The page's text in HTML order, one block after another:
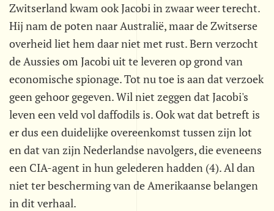
Zwitserland kwam ook Jacobi in zwaar weer terecht.
Hij nam de poten naar Australië, maar de Zwitserse
overheid liet hem daar niet met rust. Bern verzocht
de Aussies om Jacobi uit te leveren op grond van
economische spionage. Tot nu toe is aan dat verzoek
geen gehoor gegeven. Wil niet zeggen dat Jacobi's
leven een veld vol daffodils is. Ook wat dat betreft is
er dus een duidelijke overeenkomst tussen zijn lot
en dat van zijn Nederlandse navolgers, die eveneens
een CIA-agent in hun gelederen hadden (4). Al dan
niet ter bescherming van de Amerikaanse belangen
in dit verhaal.